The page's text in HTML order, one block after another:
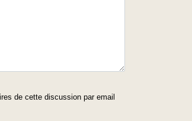
de cette discussion par email